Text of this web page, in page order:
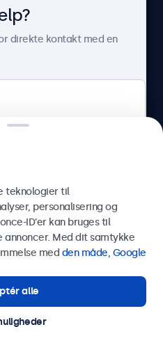
2620 Albertslund, Danmark
direkte kontakt med en
teknologier til
personalisering og
ID’er kan bruges til
annoncer. Med dit samtykke
med den måde, Google
alle